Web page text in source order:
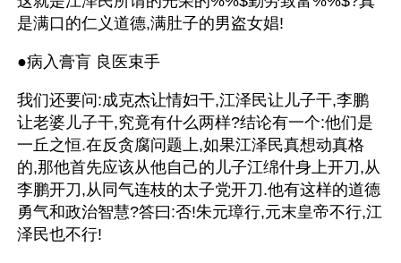
是满口的仁义道德,满肚子的男盗女娼!
●病入膏肓 良医束手
我们还要问:成克杰让情妇干,江泽民让儿子干,李鹏
让老婆儿子干,究竟有什么两样?结论有一个:他们是
一丘之恒.在反贪腐问题上,如果江泽民真想动真格
的,那他首先应该从他自己的儿子江绵什身上开刀,从
李鹏开刀,从同气连枝的太子党开刀.他有这样的道德
勇气和政治智慧?答曰:否!朱元璋行,元末皇帝不行,江
泽民也不行!